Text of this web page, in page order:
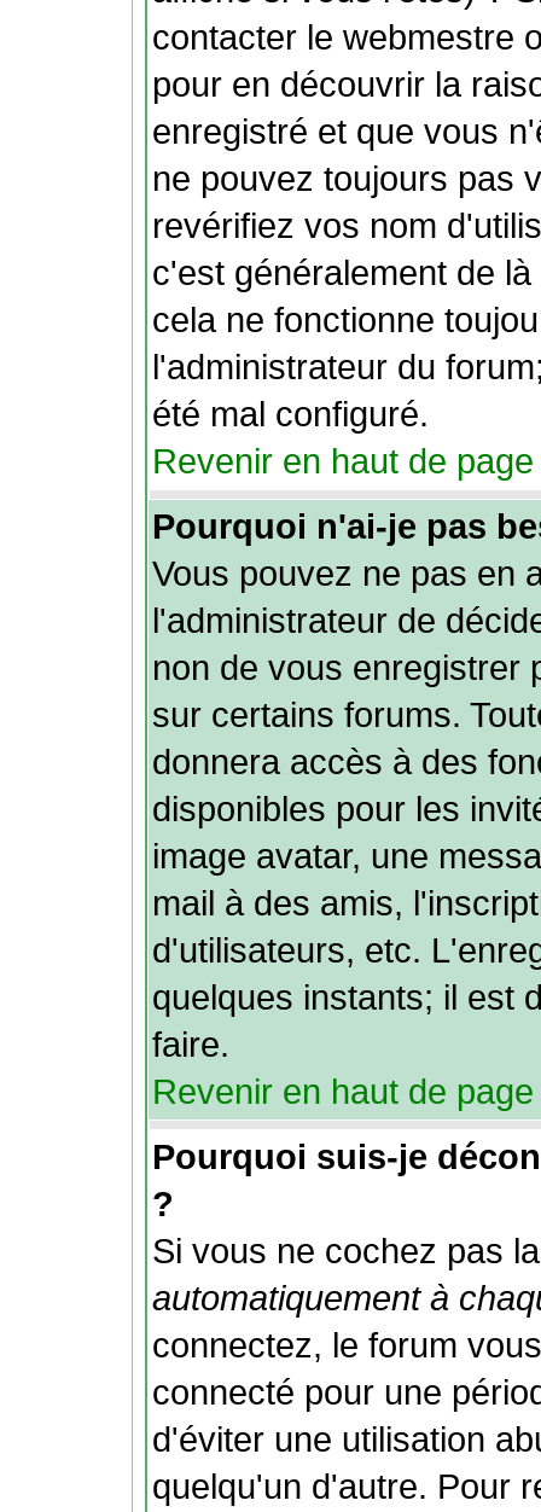
contacter le webmestre
pour en découvrir la
enregistré et que vous
ne pouvez toujours pas
revérifiez vos nom
c'est généralement de
cela ne fonctionne
l'administrateur du
été mal configuré.
Revenir en haut de page
Pourquoi n'ai-je pas
Vous pouvez ne pas en
l'administrateur de
non de vous enregistrer
sur certains forums.
donnera accès à des
disponibles pour les
image avatar, une
mail à des amis,
d'utilisateurs, etc.
quelques instants; il est
faire.
Revenir en haut de page
Pourquoi suis-je
?
Si vous ne cochez pas
automatiquement à
connectez, le forum
connecté pour une
d'éviter une utilisation
quelqu'un d'autre. Pour